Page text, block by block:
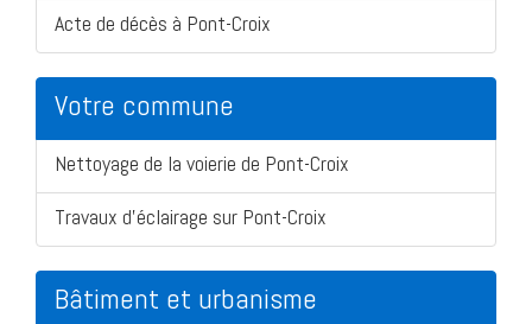
Acte de décès à Pont-Croix
Votre commune
Nettoyage de la voierie de Pont-Croix
Travaux d'éclairage sur Pont-Croix
Bâtiment et urbanisme